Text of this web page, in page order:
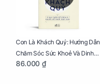
Con Là Khách Quý: Hướng Dẫn
Chăm Sóc Sức Khoẻ Và Dinh
Dưỡng Cho Bé
86.000 ₫